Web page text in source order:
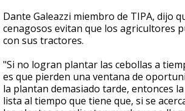
Dante Galeazzi miembro de TIPA, dijo
cenagosos evitan que los agricultores
con sus tractores.
"Si no logran plantar las cebollas a
es que pierden una ventana de
la plantan demasiado tarde, entonces
lista al tiempo que tiene que, si se